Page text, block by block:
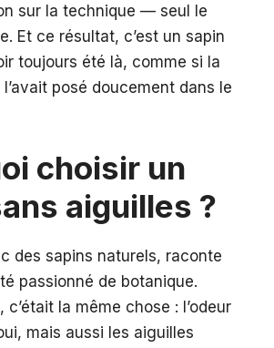
sur la technique — seul le
Et ce résultat, c’est un sapin
toujours été là, comme si la
posé doucement dans le
choisir un
aiguilles ?
des sapins naturels, raconte
passionné de botanique.
c’était la même chose : l’odeur
mais aussi les aiguilles